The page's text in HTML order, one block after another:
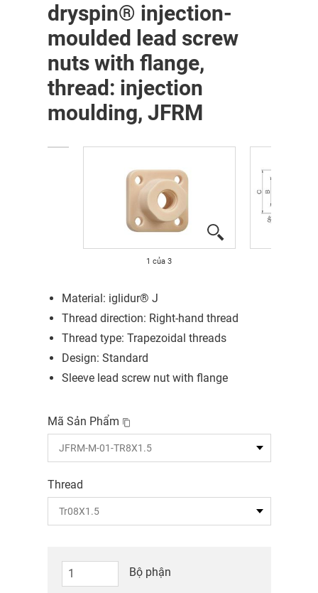
dryspin® injection-
moulded lead screw
nuts with flange,
thread: injection
moulding, JFRM
1 của 3
Material: iglidur® J
Thread direction: Right-hand thread
Thread type: Trapezoidal threads
Design: Standard
Sleeve lead screw nut with flange
Mã Sản Phẩm
Thread
Bộ phận